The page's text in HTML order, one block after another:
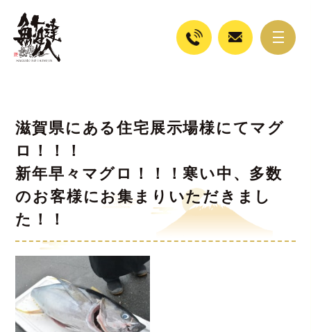
滋賀県にある住宅展示場様にてマグ
ロ！！！
新年早々マグロ！！！寒い中、多数
のお客様にお集まりいただきまし
た！！